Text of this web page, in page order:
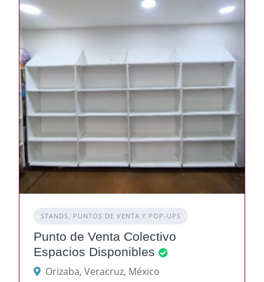
STANDS, PUNTOS DE VENTA Y POP-UPS
Punto de Venta Colectivo
Espacios Disponibles
Orizaba, Veracruz, México